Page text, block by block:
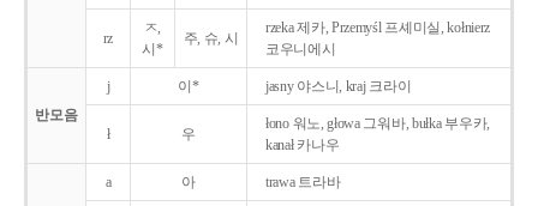
rz
ㅈ,
시*
주, 슈, 시
rzeka 제카, Przemyśl 프셰미실, kołnierz
코우니에시
반모음
j 이* jasny 야스니, kraj 크라이
ł 우
łono 워노, głowa 그워바, bułka 부우카,
kanał 카나우
a 아 trawa 트라바